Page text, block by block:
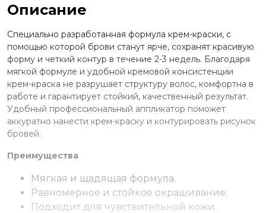
Описание
Специально разработанная формула крем-краски, с
помощью которой брови станут ярче, сохранят красивую
форму и четкий контур в течение 2-3 недель. Благодаря
мягкой формуле и удобной кремовой консистенции
крем-краска не разрушает структуру волос, комфортна в
работе и гарантирует стойкий, качественный результат.
Удобный профессиональный аппликатор поможет
аккуратно нанести крем-краску и контурировать рисунок
бровей.
Преимущества
Мягкая и щадящая формула.
Равномерное и стойкое окрашивание.
Подходит для чувствительной кожи.